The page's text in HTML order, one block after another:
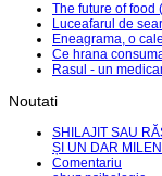
The future of food
Luceafarul de
Eneagrama, o
Ce hrana
Rasul - un
Noutati
SHILAJIT SAU
ȘI UN DAR
Comentariu